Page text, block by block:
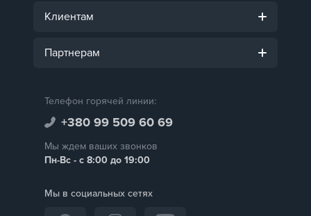
Клиентам
Партнерам
Телефон горячей линии:
+380 99 509 60 69
Мы ждем ваших звонков
Пн-Вс - с 8:00 до 19:00
Мы в социальных сетях